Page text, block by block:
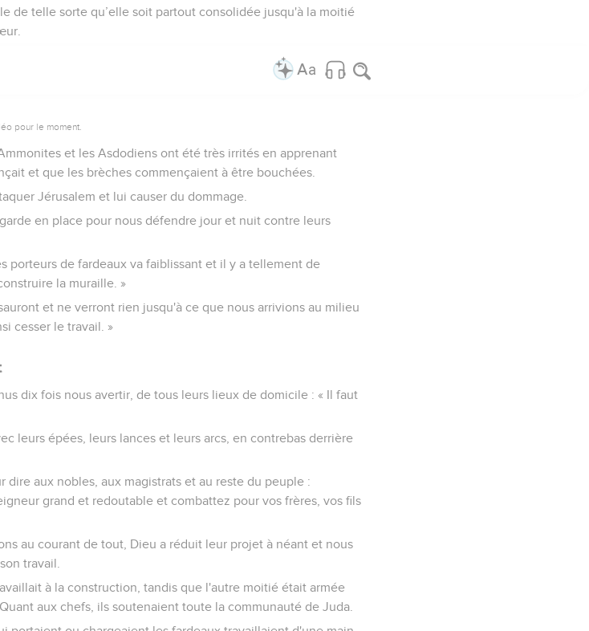
de telle sorte qu’elle soit partout consolidée jusqu'à la moitié
pour le moment.
et les Asdodiens ont été très irrités en apprenant
et que les brèches commençaient à être bouchées.
Jérusalem et lui causer du dommage.
en place pour nous défendre jour et nuit contre leurs
porteurs de fardeaux va faiblissant et il y a tellement de
la muraille. »
et ne verront rien jusqu'à ce que nous arrivions au milieu
cesser le travail. »
dix fois nous avertir, de tous leurs lieux de domicile : « Il faut
leurs épées, leurs lances et leurs arcs, en contrebas derrière
aux nobles, aux magistrats et au reste du peuple :
grand et redoutable et combattez pour vos frères, vos fils
au courant de tout, Dieu a réduit leur projet à néant et nous
travail.
à la construction, tandis que l'autre moitié était armée
aux chefs, ils soutenaient toute la communauté de Juda.